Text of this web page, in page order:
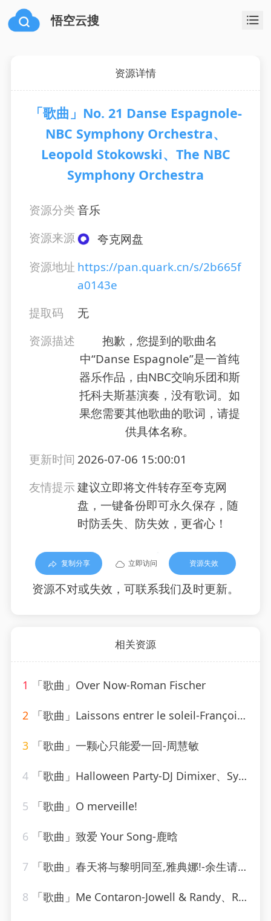
悟空云搜
资源详情
「歌曲」No. 21 Danse Espagnole-
NBC Symphony Orchestra、
Leopold Stokowski、The NBC
Symphony Orchestra
资源分类音乐
资源来源
夸克网盘
资源地址 https://pan.quark.cn/s/2b665f
a0143e
提取码
无
资源描述
抱歉，您提到的歌曲名
中“Danse Espagnole”是一首纯
器乐作品，由NBC交响乐团和斯
托科夫斯基演奏，没有歌词。如
果您需要其他歌曲的歌词，请提
供具体名称。
更新时间 2026-07-06 15:00:01
友情提示建议立即将文件转存至夸克网
盘，一键备份即可永久保存，随
时防丢失、防失效，更省心！
复制分享 立即访问 资源失效
资源不对或失效，可联系我们及时更新。
相关资源
1 「歌曲」Over Now-Roman Fischer
2 「歌曲」Laissons entrer le soleil-François & The New Frenchies
3 「歌曲」一颗心只能爱一回-周慧敏
4 「歌曲」Halloween Party-DJ Dimixer、Syntheticsax
5 「歌曲」O merveille!
6 「歌曲」致爱 Your Song-鹿晗
7 「歌曲」春天将与黎明同至,雅典娜!-余生请珍惜
8 「歌曲」Me Contaron-Jowell & Randy、Rauw Alejandro